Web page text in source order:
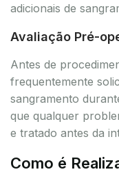
adicionais de
Avaliação Pré-
Antes de
frequentemente
sangramento
que qualquer
e tratado antes da
Como é